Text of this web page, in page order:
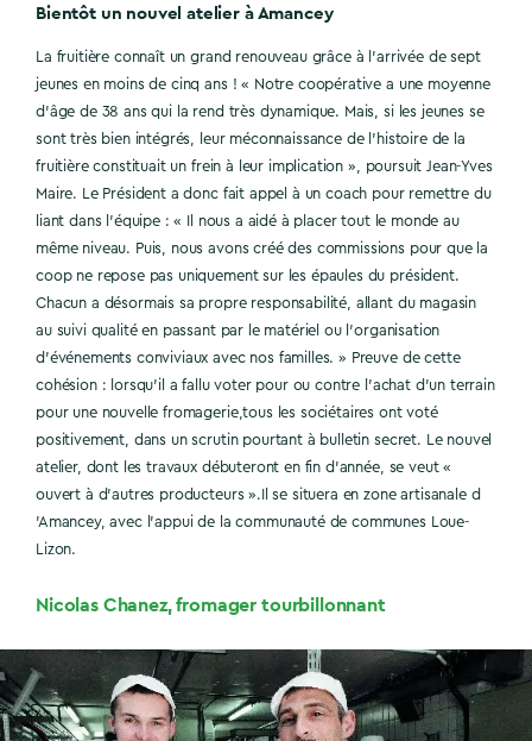
Bientôt un nouvel atelier à Amancey
La fruitière connaît un grand renouveau grâce à l’arrivée de sept
jeunes en moins de cinq ans ! « Notre coopérative a une moyenne
d’âge de 38 ans qui la rend très dynamique. Mais, si les jeunes se
sont très bien intégrés, leur méconnaissance de l’histoire de la
fruitière constituait un frein à leur implication », poursuit Jean-Yves
Maire. Le Président a donc fait appel à un coach pour remettre du
liant dans l’équipe : « Il nous a aidé à placer tout le monde au
même niveau. Puis, nous avons créé des commissions pour que la
coop ne repose pas uniquement sur les épaules du président.
Chacun a désormais sa propre responsabilité, allant du magasin
au suivi qualité en passant par le matériel ou l’organisation
d’événements conviviaux avec nos familles. » Preuve de cette
cohésion : lorsqu’il a fallu voter pour ou contre l’achat d’un terrain
pour une nouvelle fromagerie,tous les sociétaires ont voté
positivement, dans un scrutin pourtant à bulletin secret. Le nouvel
atelier, dont les travaux débuteront en fin d’année, se veut «
ouvert à d’autres producteurs ».Il se situera en zone artisanale d
’Amancey, avec l’appui de la communauté de communes Loue-
Lizon.
Nicolas Chanez, fromager tourbillonnant